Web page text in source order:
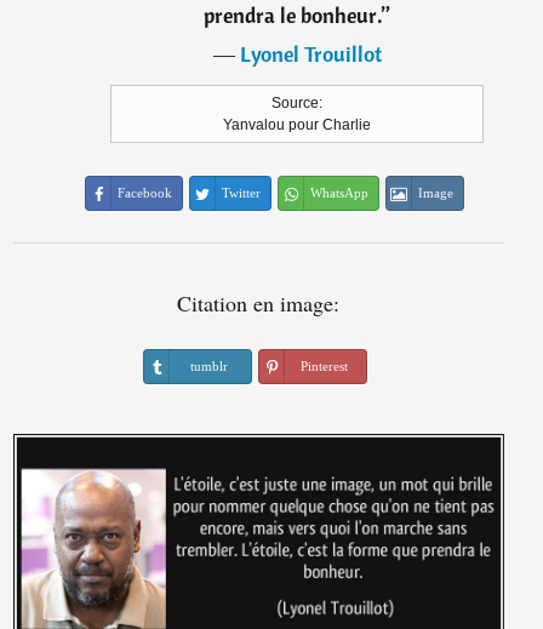
prendra le bonheur.”
―Lyonel Trouillot
Source:
Yanvalou pour Charlie
Facebook Twitter WhatsApp Image
Citation en image:
tumblr Pinterest